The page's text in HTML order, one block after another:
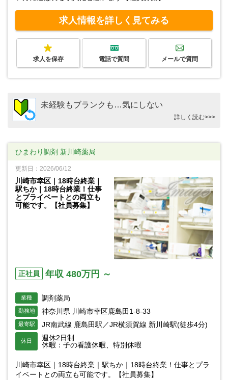
求人情報を詳しく見てみる
求人を保存 電話で質問 メールで質問
未経験もブランクも…気にしない
詳しく読む>>>
ひまわり調剤 新川崎薬局
更新日：2026/06/12
川崎市幸区｜18時台終業｜
駅ちか｜18時台終業！仕事
とプライベートとの両立も
可能です。【社員募集】
正社員 年収 480万円 ～
業種 調剤薬局
勤務地 神奈川県 川崎市幸区鹿島田1-8-33
最寄駅 JR南武線 鹿島田駅／JR横須賀線 新川崎駅(徒歩4分)
休日
週休2日制
休暇：子の看護休暇、特別休暇
川崎市幸区｜18時台終業｜駅ちか｜18時台終業！仕事とプラ
イベートとの両立も可能です。【社員募集】